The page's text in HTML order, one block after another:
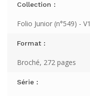
Collection :
Folio Junior (n°549) - V1
Format :
Broché, 272 pages
Série :